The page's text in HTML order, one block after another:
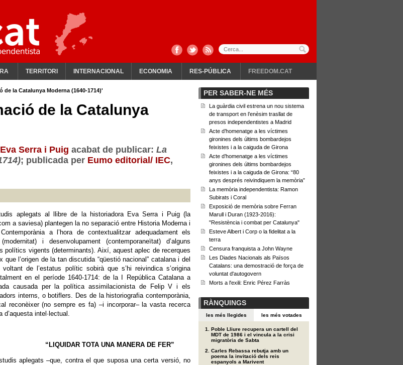
TERRITORI INTERNACIONAL ECONOMIA RES-PÚBLICA FREEDOM.CAT
de la Catalunya Moderna (1640-1714)'
de la Catalunya
Eva Serra i Puig acabat de publicar: La
; publicada per Eumo editorial/ IEC,
aplegats al llibre de la historiadora Eva Serra i Puig (la
a saviesa) plantegen la no separació entre Historia Moderna i
a l’hora de contextualitzar adequadament els
i desenvolupament (contemporaneïtat) d’alguns
polítics vigents (determinants). Així, aquest aplec de recerques
que l’origen de la tan discutida “qüestió nacional” catalana i del
de l’estatus polític sobirà que s’hi reivindica s’origina
en el període 1640-1714: de la I República Catalana a
causada per la política assimilacionista de Felip V i els
interns, o botiflers. Des de la historiografia contemporània,
reconèixer (no sempre es fa) –i incorporar– la vasta recerca
d’aquesta intel·lectual.
“LIQUIDAR TOTA UNA MANERA DE FER”
aplegats –que, contra el que suposa una certa versió, no
PER SABER-NE MÉS
La guàrdia civil estrena un nou sistema
de transport en l’enèsim trasllat de
presos independentistes a Madrid
Acte d’homenatge a les víctimes
gironines dels últims bombardejos
feixistes i a la caiguda de Girona
Acte d’homenatge a les víctimes
gironines dels últims bombardejos
feixistes i a la caiguda de Girona: “80
anys després reivindiquem la memòria”
La memòria independentista: Ramon
Subirats i Coral
Exposició de memòria sobre Ferran
Marull i Duran (1923-2016):
"Resistència i combat per Catalunya"
Esteve Albert i Corp o la fidelitat a la
terra
Censura franquista a John Wayne
Les Diades Nacionals als Països
Catalans: una demostració de força de
voluntat d'autogovern
Morts a l'exili: Enric Pérez Farràs
RÀNQUINGS
les més llegides les més votades
Poble Lliure recupera un cartell del
MDT de 1986 i el vincula a la crisi
migratòria de Sabta
Carles Rebassa rebutja amb un
poema la invitació dels reis
espanyols a Marivent